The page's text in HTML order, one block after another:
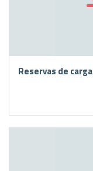
Reservas de carga